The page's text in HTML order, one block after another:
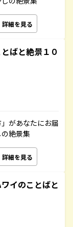
詳細を見る
ばと絶景１０
があなたにお届
絶景集
詳細を見る
イのことばと